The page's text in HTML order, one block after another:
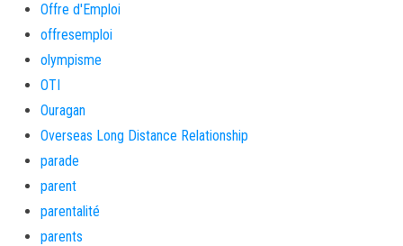
Offre d'Emploi
offresemploi
olympisme
OTI
Ouragan
Overseas Long Distance Relationship
parade
parent
parentalité
parents